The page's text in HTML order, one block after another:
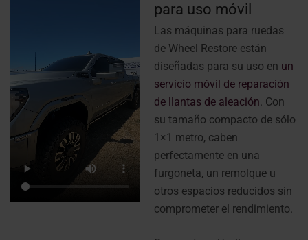
para uso móvil
Las máquinas para ruedas
de Wheel Restore están
diseñadas para su uso en un
servicio móvil de reparación
de llantas de aleación. Con
su tamaño compacto de sólo
1×1 metro, caben
perfectamente en una
furgoneta, un remolque u
otros espacios reducidos sin
comprometer el rendimiento.